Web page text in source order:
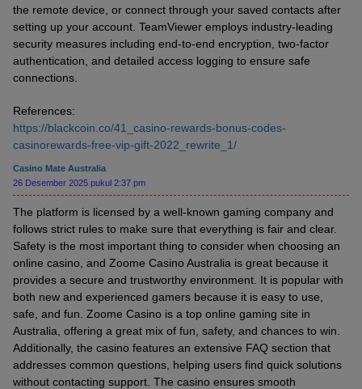
the remote device, or connect through your saved contacts after
setting up your account. TeamViewer employs industry-leading
security measures including end-to-end encryption, two-factor
authentication, and detailed access logging to ensure safe
connections.
References:
https://blackcoin.co/41_casino-rewards-bonus-codes-
casinorewards-free-vip-gift-2022_rewrite_1/
Casino Mate Australia
26 Desember 2025 pukul 2:37 pm
The platform is licensed by a well-known gaming company and
follows strict rules to make sure that everything is fair and clear.
Safety is the most important thing to consider when choosing an
online casino, and Zoome Casino Australia is great because it
provides a secure and trustworthy environment. It is popular with
both new and experienced gamers because it is easy to use,
safe, and fun. Zoome Casino is a top online gaming site in
Australia, offering a great mix of fun, safety, and chances to win.
Additionally, the casino features an extensive FAQ section that
addresses common questions, helping users find quick solutions
without contacting support. The casino ensures smooth